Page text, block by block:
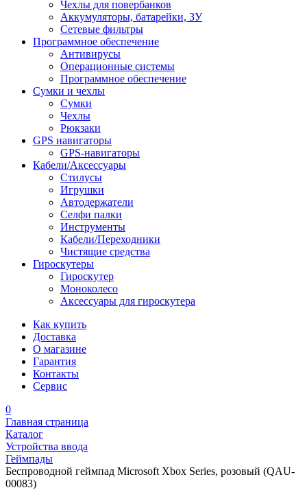
Чехлы для повербанков
Аккумуляторы, батарейки, ЗУ
Сетевые фильтры
Программное обеспечение
Антивирусы
Операционные системы
Программное обеспечение
Сумки и чехлы
Сумки
Чехлы
Рюкзаки
GPS навигаторы
GPS-навигаторы
Кабели/Аксессуары
Стилусы
Игрушки
Автодержатели
Селфи палки
Инструменты
Кабели/Переходники
Чистящие средства
Гироскутеры
Гироскутер
Моноколесо
Аксессуары для гироскутера
Как купить
Доставка
О магазине
Гарантия
Контакты
Сервис
0
Главная страница
Каталог
Устройства ввода
Геймпады
Беспроводной геймпад Microsoft Xbox Series, розовый (QAU-
00083)